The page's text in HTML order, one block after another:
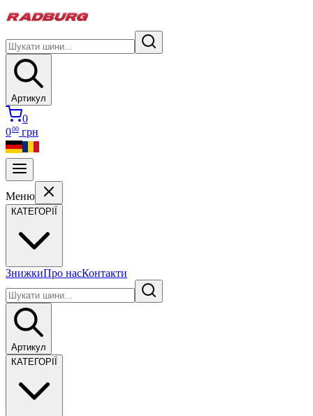
Артикул
0
000 грн
Меню
КАТЕГОРІЇ
ЗнижкиПро насКонтакти
Артикул
КАТЕГОРІЇ